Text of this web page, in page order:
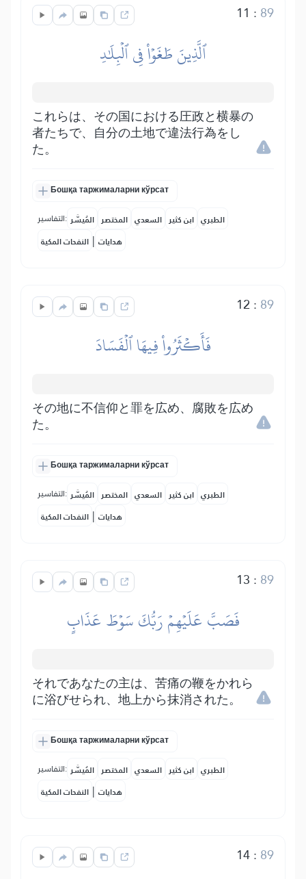
11 : 89
ٱلَّذِينَ طَغَوۡاْ فِي ٱلۡبِلَٰدِ
これらは、その国における圧政と横暴の
者たちで、自分の土地で違法行為をし
た。
Бошқа таржималарни кўрсат
التفاسير: المُيسَّر المختصر السعدي ابن كثير الطبري
النفحات المكية | هدايات
12 : 89
فَأَكۡثَرُواْ فِيهَا ٱلۡفَسَادَ
その地に不信仰と罪を広め、腐敗を広め
た。
Бошқа таржималарни кўрсат
التفاسير: المُيسَّر المختصر السعدي ابن كثير الطبري
النفحات المكية | هدايات
13 : 89
فَصَبَّ عَلَيۡهِمۡ رَبُّكَ سَوۡطَ عَذَابٍ
それであなたの主は、苦痛の鞭をかれら
に浴びせられ、地上から抹消された。
Бошқа таржималарни кўрсат
التفاسير: المُيسَّر المختصر السعدي ابن كثير الطبري
النفحات المكية | هدايات
14: 89